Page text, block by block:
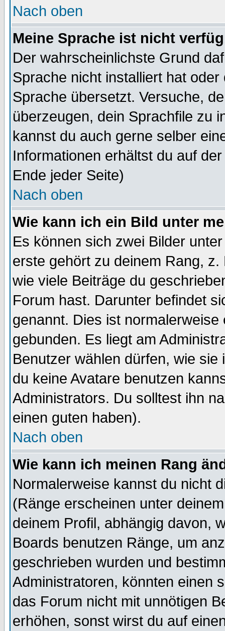
Nach oben
Meine Sprache ist nicht
Der wahrscheinlichste Grund
Sprache nicht installiert hat
Sprache übersetzt. Versuche,
überzeugen, dein Sprachfile zu
kannst du auch gerne selber
Informationen erhältst du auf
Ende jeder Seite)
Nach oben
Wie kann ich ein Bild unter
Es können sich zwei Bilder
erste gehört zu deinem Rang,
wie viele Beiträge du
Forum hast. Darunter befindet
genannt. Dies ist
gebunden. Es liegt am
Benutzer wählen dürfen, wie
du keine Avatare benutzen
Administrators. Du solltest ihn
einen guten haben).
Nach oben
Wie kann ich meinen Rang
Normalerweise kannst du nicht
(Ränge erscheinen unter
deinem Profil, abhängig davon,
Boards benutzen Ränge, um
geschrieben wurden und
Administratoren, könnten einen
das Forum nicht mit unnötigen
erhöhen, sonst wirst du auf